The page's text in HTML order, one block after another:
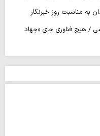
به مناسبت روز خبرنگار
/ هیچ فناوری‌ جای «جهاد